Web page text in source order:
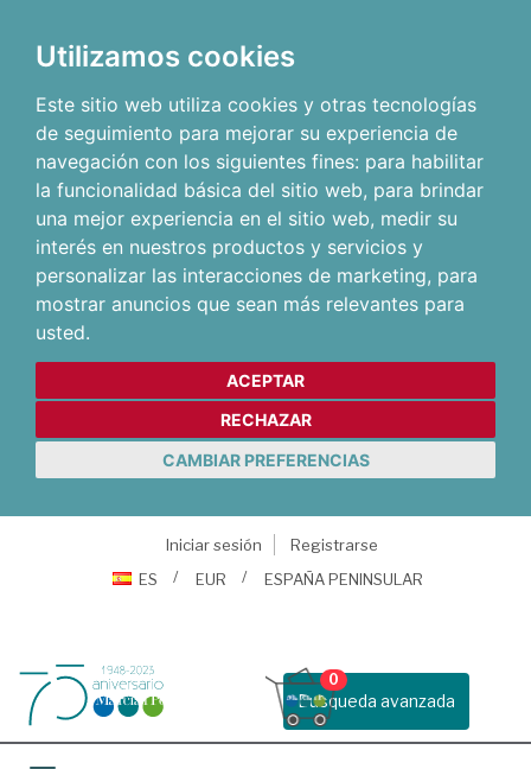
Utilizamos cookies
Este sitio web utiliza cookies y otras tecnologías
de seguimiento para mejorar su experiencia de
navegación con los siguientes fines: para habilitar
la funcionalidad básica del sitio web, para brindar
una mejor experiencia en el sitio web, medir su
interés en nuestros productos y servicios y
personalizar las interacciones de marketing, para
mostrar anuncios que sean más relevantes para
usted.
ACEPTAR
RECHAZAR
CAMBIAR PREFERENCIAS
Iniciar sesión
Registrarse
ES
EUR ESPAÑA PENINSULAR
Busqueda avanzada
0